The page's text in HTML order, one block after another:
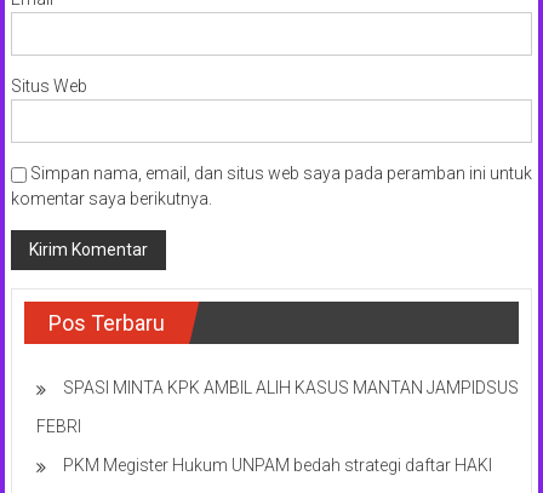
Situs Web
Simpan nama, email, dan situs web saya pada peramban ini untuk
komentar saya berikutnya.
Pos Terbaru
SPASI MINTA KPK AMBIL ALIH KASUS MANTAN JAMPIDSUS
FEBRI
PKM Megister Hukum UNPAM bedah strategi daftar HAKI